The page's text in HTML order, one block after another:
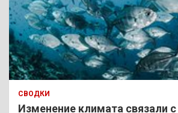
СВОДКИ
Изменение климата связали